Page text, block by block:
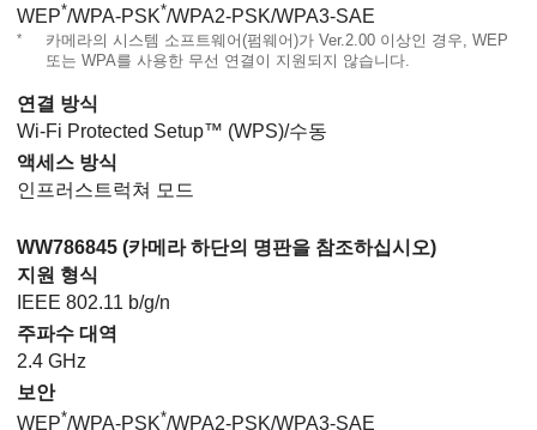
WEP*/WPA-PSK*/WPA2-PSK/WPA3-SAE
*
카메라의 시스템 소프트웨어(펌웨어)가 Ver.2.00 이상인 경우, WEP
또는 WPA를 사용한 무선 연결이 지원되지 않습니다.
연결 방식
Wi-Fi Protected Setup™ (WPS)/수동
액세스 방식
인프러스트럭쳐 모드
WW786845 (카메라 하단의 명판을 참조하십시오)
지원 형식
IEEE 802.11 b/g/n
주파수 대역
2.4 GHz
보안
WEP*/WPA-PSK*/WPA2-PSK/WPA3-SAE